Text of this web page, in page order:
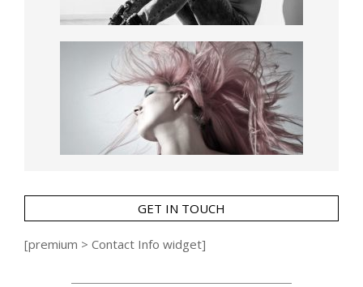
GET IN TOUCH
[premium > Contact Info widget]